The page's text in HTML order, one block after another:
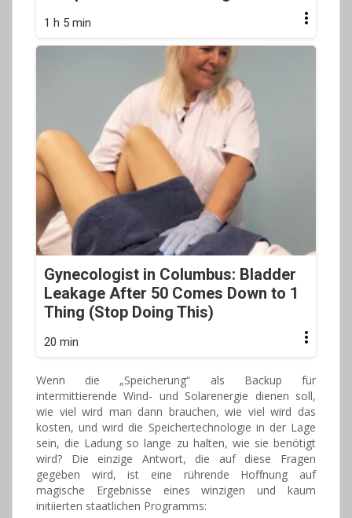
1 h 5 min
Gynecologist in Columbus: Bladder
Leakage After 50 Comes Down to 1
Thing (Stop Doing This)
20 min
Wenn die „Speicherung“ als Backup für
intermittierende Wind- und Solarenergie dienen soll,
wie viel wird man dann brauchen, wie viel wird das
kosten, und wird die Speichertechnologie in der Lage
sein, die Ladung so lange zu halten, wie sie benötigt
wird? Die einzige Antwort, die auf diese Fragen
gegeben wird, ist eine rührende Hoffnung auf
magische Ergebnisse eines winzigen und kaum
initiierten staatlichen Programms: